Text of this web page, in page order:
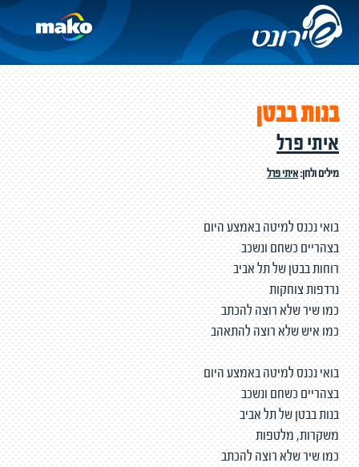
בנות בבטן
איתי פרל
מילים ולחן:איתי פרל
בואי נכנס למיטה באמצע היום
בצהריים כשחם ונשכב
רוחות בבטן של תל אביב
נרדפות צוחקות
כמו שיר שלא רוצה להכתב
כמו איש שלא רוצה להתאהב
בואי נכנס למיטה באמצע היום
בצהריים כשחם ונשכב
בנות בבטן של תל אביב
משקרות, מלטפות
כמו שיר שלא רוצה להכתב